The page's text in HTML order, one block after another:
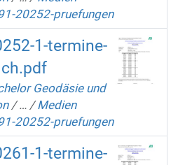
20252-pruefungen
1-termine-
Geodäsie und
/… /Medien
20252-pruefungen
1-termine-